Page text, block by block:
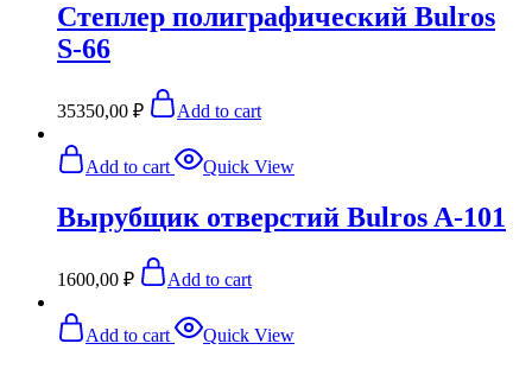
Степлер полиграфический Bulros
S-66
35350,00 ₽ Add to cart
Add to cart Quick View
Вырубщик отверстий Bulros A-101
1600,00 ₽ Add to cart
Add to cart Quick View